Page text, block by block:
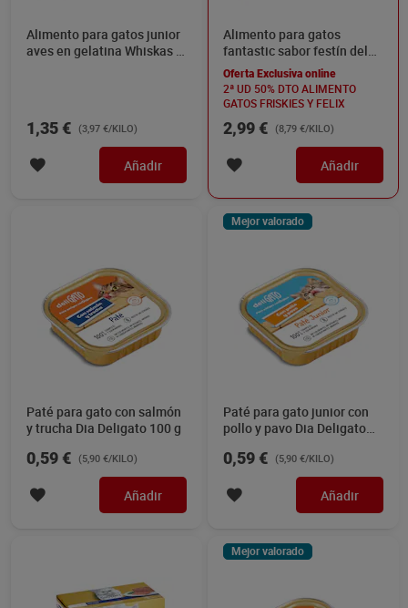
Alimento para gatos junior
aves en gelatina Whiskas 4
1,35 € (3,97 €/KILO)
Añadir
Alimento para gatos
fantastic sabor festín del
mar 4 unidades Felix 340 g
Oferta Exclusiva online
2ª UD 50% DTO ALIMENTO
GATOS FRISKIES Y FELIX
2,99 € (8,79 €/KILO)
Añadir
Paté para gato con salmón
y trucha Dia Deligato 100 g
0,59 € (5,90 €/KILO)
Añadir
Mejor valorado
Paté para gato junior con
pollo y pavo Dia Deligato
0,59 € (5,90 €/KILO)
Añadir
Mejor valorado